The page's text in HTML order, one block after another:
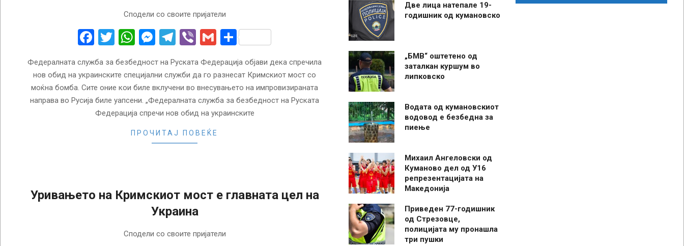
Сподели со своите пријатели
Facebook
Twitter
WhatsApp
Messenger
Telegram
ViberGmailShare
Федералната служба за безбедност на Руската Федерација објави дека спречила
нов обид на украинските специјални служби да го разнесат Кримскиот мост со
моќна бомба. Сите оние кои биле вклучени во внесувањето на импровизираната
направа во Русија биле уапсени. „Федералната служба за безбедност на Руската
Федерација спречи нов обид на украинските
ПРОЧИТАЈ ПОВЕЌЕ
Уривањето на Кримскиот мост е главната цел на
Украина
Сподели со своите пријатели
Две лица натепале 19-
годишник од кумановско
„БМВ“ оштетено од
заталкан куршум во
липковско
Водата од кумановскиот
водовод е безбедна за
пиење
Михаил Ангеловски од
Куманово дел од У16
репрезентацијата на
Македонија
Приведен 77-годишник
од Стрезовце,
полицијата му пронашла
три пушки